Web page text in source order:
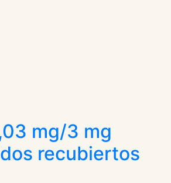
mg/3 mg
recubiertos